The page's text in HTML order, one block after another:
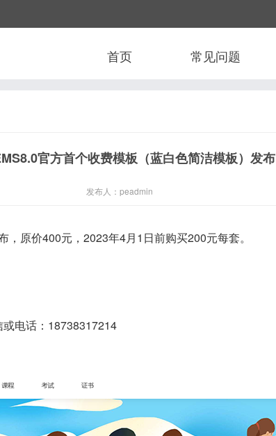
首页 常见问题
官方首个收费模板（蓝白色简洁模板）发布
发布人：peadmin
原价400元，2023年4月1日前购买200元每套。
电话：18738317214